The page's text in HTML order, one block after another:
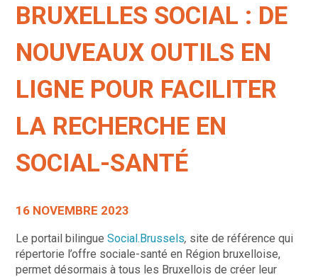
BRUXELLES SOCIAL : DE
NOUVEAUX OUTILS EN
LIGNE POUR FACILITER
LA RECHERCHE EN
SOCIAL-SANTÉ
16 NOVEMBRE 2023
Le portail bilingueSocial.Brussels, site de référence qui
répertorie l’offre sociale-santé en Région bruxelloise,
permet désormais à tous les Bruxellois de créer leur